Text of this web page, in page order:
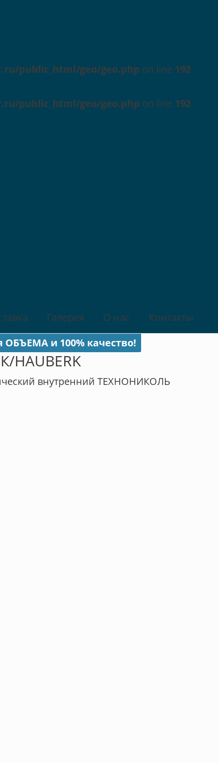
public_html/geo/geo.php on line 192
public_html/geo/geo.php on line 192
Галерея О нас
Контакты
ОБЪЕМА и 100% качество!
HAUBERK
внутренний ТЕХНОНИКОЛЬ